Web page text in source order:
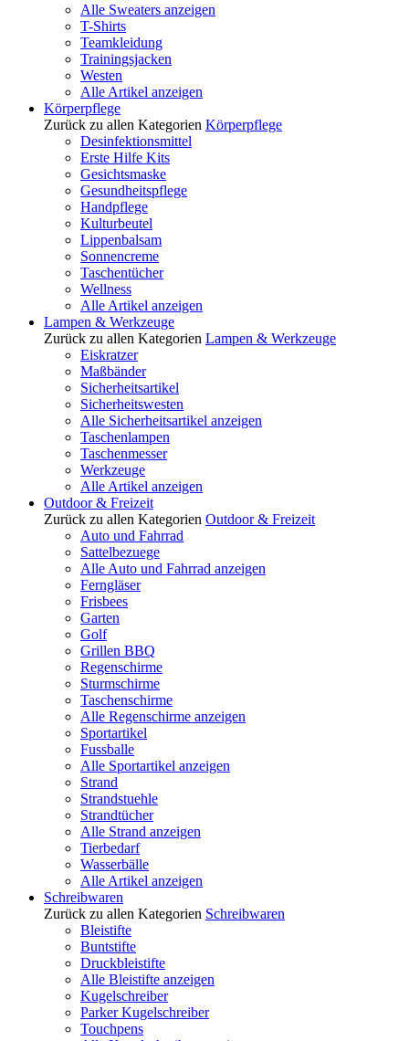
Alle Sweaters anzeigen
T-Shirts
Teamkleidung
Trainingsjacken
Westen
Alle Artikel anzeigen
Körperpflege
Zurück zu allen Kategorien Körperpflege
Desinfektionsmittel
Erste Hilfe Kits
Gesichtsmaske
Gesundheitspflege
Handpflege
Kulturbeutel
Lippenbalsam
Sonnencreme
Taschentücher
Wellness
Alle Artikel anzeigen
Lampen & Werkzeuge
Zurück zu allen Kategorien Lampen & Werkzeuge
Eiskratzer
Maßbänder
Sicherheitsartikel
Sicherheitswesten
Alle Sicherheitsartikel anzeigen
Taschenlampen
Taschenmesser
Werkzeuge
Alle Artikel anzeigen
Outdoor & Freizeit
Zurück zu allen Kategorien Outdoor & Freizeit
Auto und Fahrrad
Sattelbezuege
Alle Auto und Fahrrad anzeigen
Ferngläser
Frisbees
Garten
Golf
Grillen BBQ
Regenschirme
Sturmschirme
Taschenschirme
Alle Regenschirme anzeigen
Sportartikel
Fussballe
Alle Sportartikel anzeigen
Strand
Strandstuehle
Strandtücher
Alle Strand anzeigen
Tierbedarf
Wasserbälle
Alle Artikel anzeigen
Schreibwaren
Zurück zu allen Kategorien Schreibwaren
Bleistifte
Buntstifte
Druckbleistifte
Alle Bleistifte anzeigen
Kugelschreiber
Parker Kugelschreiber
Touchpens